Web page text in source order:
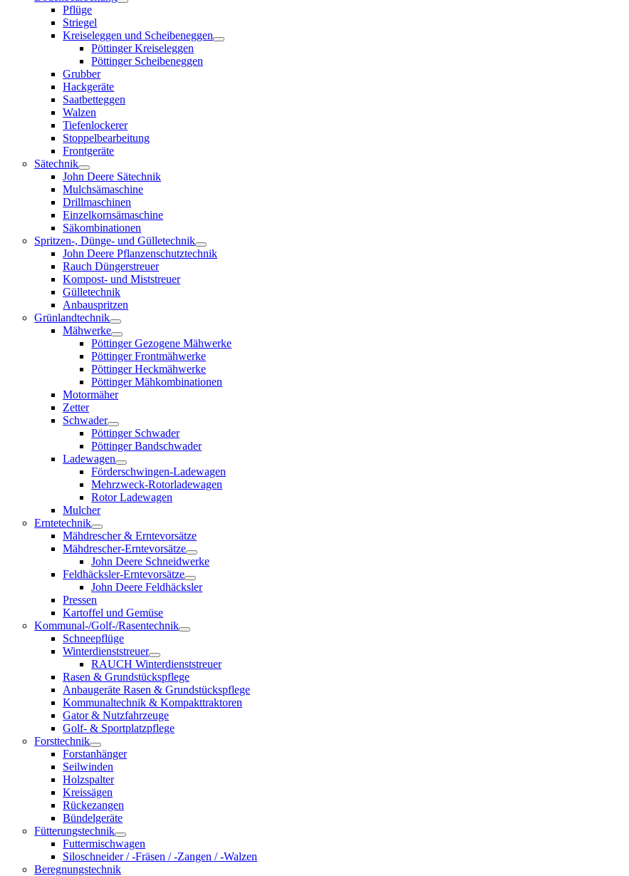
Pflüge
Striegel
Kreiseleggen und Scheibeneggen
Pöttinger Kreiseleggen
Pöttinger Scheibeneggen
Grubber
Hackgeräte
Saatbetteggen
Walzen
Tiefenlockerer
Stoppelbearbeitung
Frontgeräte
Sätechnik
John Deere Sätechnik
Mulchsämaschine
Drillmaschinen
Einzelkornsämaschine
Säkombinationen
Spritzen-, Dünge- und Gülletechnik
John Deere Pflanzenschutztechnik
Rauch Düngerstreuer
Kompost- und Miststreuer
Gülletechnik
Anbauspritzen
Grünlandtechnik
Mähwerke
Pöttinger Gezogene Mähwerke
Pöttinger Frontmähwerke
Pöttinger Heckmähwerke
Pöttinger Mähkombinationen
Motormäher
Zetter
Schwader
Pöttinger Schwader
Pöttinger Bandschwader
Ladewagen
Förderschwingen-Ladewagen
Mehrzweck-Rotorladewagen
Rotor Ladewagen
Mulcher
Erntetechnik
Mähdrescher & Erntevorsätze
Mähdrescher-Erntevorsätze
John Deere Schneidwerke
Feldhäcksler-Erntevorsätze
John Deere Feldhäcksler
Pressen
Kartoffel und Gemüse
Kommunal-/Golf-/Rasentechnik
Schneepflüge
Winterdienststreuer
RAUCH Winterdienststreuer
Rasen & Grundstückspflege
Anbaugeräte Rasen & Grundstückspflege
Kommunaltechnik & Kompakttraktoren
Gator & Nutzfahrzeuge
Golf- & Sportplatzpflege
Forsttechnik
Forstanhänger
Seilwinden
Holzspalter
Kreissägen
Rückezangen
Bündelgeräte
Fütterungstechnik
Futtermischwagen
Siloschneider / -Fräsen / -Zangen / -Walzen
Beregnungstechnik